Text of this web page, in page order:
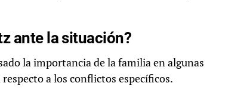
ante la situación?
la importancia de la familia en algunas
a los conflictos específicos.